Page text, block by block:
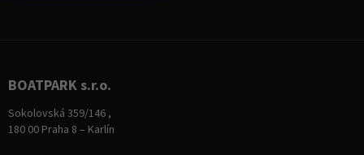
BOATPARK s.r.o.
Sokolovská 359/146 ,
180 00 Praha 8 – Karlín